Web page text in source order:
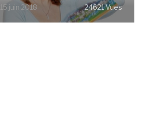
15 juin 2018 24621 Vues